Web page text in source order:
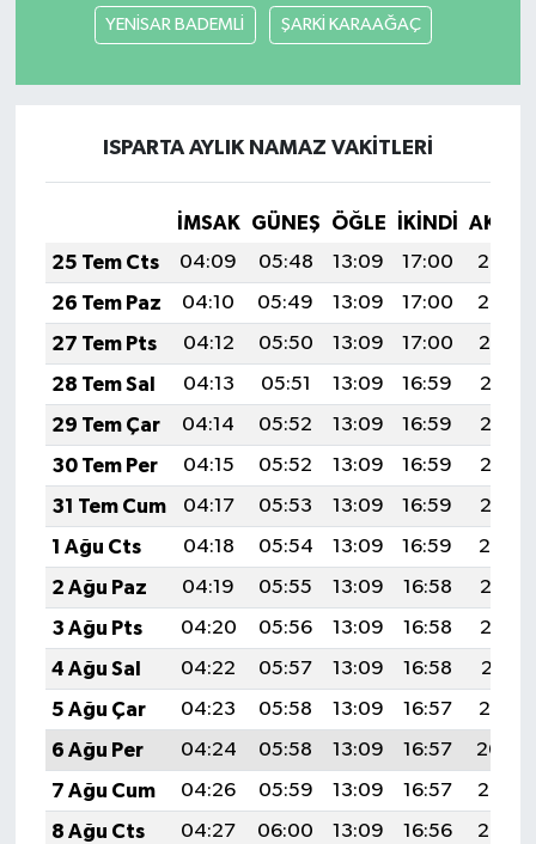
YENİSAR BADEMLİ ŞARKİ KARAAĞAÇ
ISPARTA AYLIK NAMAZ VAKITLERI
İMSAK GÜNEŞ ÖĞLE İKINDI
25 Tem Cts
04:09 05:48 13:09 17:00
20:20
26 Tem Paz
04:10 05:49 13:09 17:00
20:20
27 Tem Pts
04:12 05:50 13:09 17:00
20:19
28 Tem Sal
04:13 05:51 13:09 16:59
20:18
29 Tem Çar
04:14 05:52 13:09 16:59
20:17
30 Tem Per
04:15 05:52 13:09 16:59
20:16
31 Tem Cum
04:17 05:53 13:09 16:59
20:15
1 Ağu Cts
04:18 05:54 13:09 16:59
20:14
2 Ağu Paz
04:19 05:55 13:09 16:58
20:13
3 Ağu Pts
04:20 05:56 13:09 16:58
20:12
4 Ağu Sal
04:22 05:57 13:09 16:58
20:11
5 Ağu Çar
04:23 05:58 13:09 16:57
20:10
6 Ağu Per
04:24 05:58 13:09 16:57
20:09
7 Ağu Cum
04:26 05:59 13:09 16:57
20:08
8 Ağu Cts
04:27 06:00 13:09 16:56
20:07
Yemek
SİVİL TOPLUM
SEÇİM 2014
ÇEK GÖNDER
KİTAP
HEDEF2020
OTOMOBİL
MİZAH
TARİH
Genel
Politika
YEREL
BÖLGEDEN